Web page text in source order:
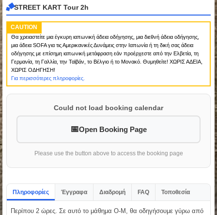
STREET KART Tour 2h
CAUTION
Θα χρειαστείτε μια έγκυρη ιαπωνική άδεια οδήγησης, μια διεθνή άδεια οδήγησης,
μια άδεια SOFA για τις Αμερικανικές Δυνάμεις στην Ιαπωνία ή τη δική σας άδεια
οδήγησης με επίσημη ιαπωνική μετάφραση εάν προέρχεστε από την Ελβετία, τη
Γερμανία, τη Γαλλία, την Ταϊβάν, το Βέλγιο ή το Μονακό. Θυμηθείτε! ΧΩΡΙΣ ΑΔΕΙΑ,
ΧΩΡΙΣ ΟΔΗΓΗΣΗ!
Για περισσότερες πληροφορίες.
Could not load booking calendar
Open Booking Page
Please use the button above to access the booking page
Πληροφορίες Έγγραφα Διαδρομή FAQ Τοποθεσία
Περίπου 2 ώρες. Σε αυτό το μάθημα O-M, θα οδηγήσουμε γύρω από